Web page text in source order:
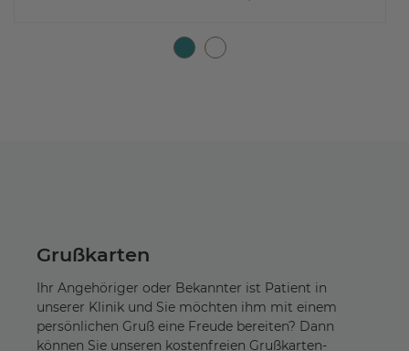
Grußkarten
Ihr Angehöriger oder Bekannter ist Patient in
unserer Klinik und Sie möchten ihm mit einem
persönlichen Gruß eine Freude bereiten? Dann
können Sie unseren kostenfreien Grußkarten-